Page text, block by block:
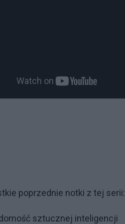
poprzednie notki z tej serii:
sztucznej inteligencji